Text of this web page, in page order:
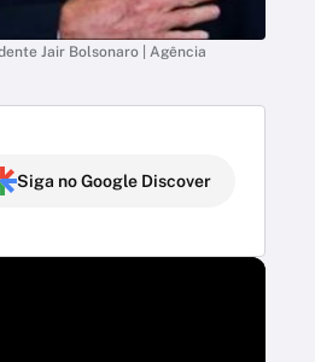
Jair Bolsonaro | Agência
Siga no Google Discover